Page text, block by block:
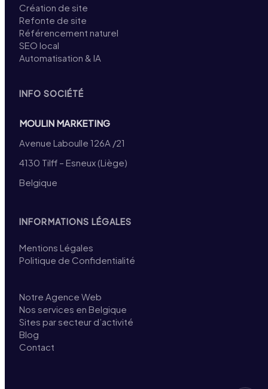
Création de site
Refonte de site
Référencement naturel
SEO local
Automatisation & IA
INFO SOCIÉTÉ
MOULIN MARKETING
Avenue Laboulle 126A /21
4130 Tilff – Esneux (Liège)
Belgique
INFORMATIONS LÉGALES
Mentions Légales
Politique de Confidentialité
Notre Agence Web
Nos services en Belgique
Sites par secteur d’activité
Blog
Contact